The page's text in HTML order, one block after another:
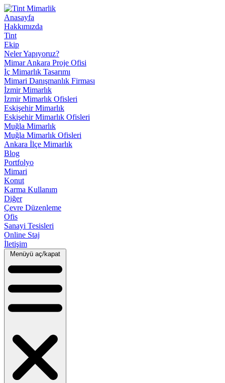
Anasayfa
Hakkımızda
Tint
Ekip
Neler Yapıyoruz?
Mimar Ankara Proje Ofisi
İç Mimarlık Tasarımı
Mimari Danışmanlık Firması
İzmir Mimarlık
İzmir Mimarlık Ofisleri
Eskişehir Mimarlık
Eskişehir Mimarlık Ofisleri
Muğla Mimarlık
Muğla Mimarlık Ofisleri
Ankara İlçe Mimarlık
Blog
Portfolyo
Mimari
Konut
Karma Kullanım
Diğer
Çevre Düzenleme
Ofis
Sanayi Tesisleri
Online Staj
İletişim
Menüyü aç/kapat